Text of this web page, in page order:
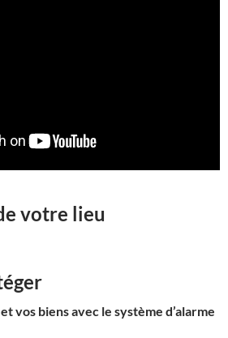
votre lieu
vos biens avec le système d’alarme